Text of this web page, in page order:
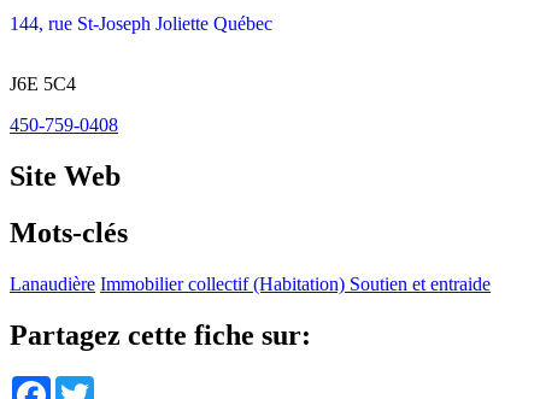
144, rue St-Joseph Joliette Québec
J6E 5C4
450-759-0408
Site Web
Mots-clés
Lanaudière Immobilier collectif (Habitation) Soutien et entraide
Partagez cette fiche sur:
Facebook